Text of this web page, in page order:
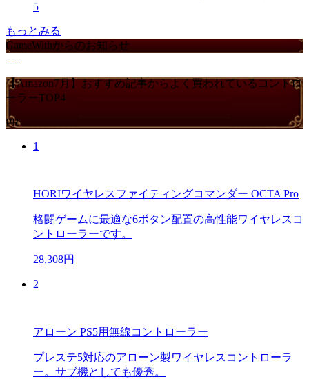
5
もっとみる
GameWithからのお知らせ
【Amazon7月】おすすめ記事からよく買われているコントロ
ーラーTOP4
PR
1
HORIワイヤレスファイティングコマンダー OCTA Pro
格闘ゲームに最適な6ボタン配置の高性能ワイヤレスコ
ントローラーです。
28,308円
2
アローン PS5用無線コントローラー
プレステ5対応のアローン製ワイヤレスコントローラ
ー。サブ機としても優秀。